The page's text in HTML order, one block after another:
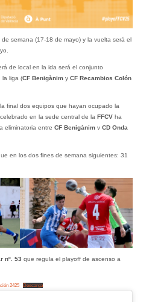
semana (17-18 de mayo) y la vuelta será el
de local en la ida será el conjunto
la liga (CF Benigànimy CF Recambios Colón
final dos equipos que hayan ocupado la
en la sede central de la FFCVha
eliminatoria entre CF Benigànimv CD Onda
en los dos fines de semana siguientes: 31
nº. 53 que regula el playoff de ascenso a
2425 Descarga